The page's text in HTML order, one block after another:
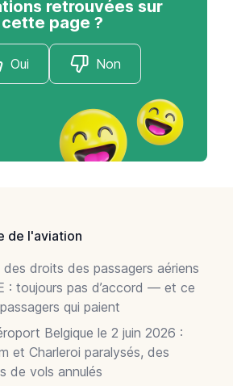
retrouvées sur
cette page ?
Oui Non
de l'aviation
des droits des passagers aériens
: toujours pas d’accord — et ce
qui paient
Belgique le 2 juin 2026 :
et Charleroi paralysés, des
de vols annulés